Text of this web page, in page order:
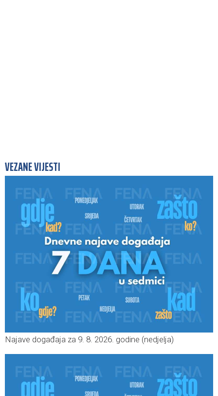
VEZANE VIJESTI
Najave događaja za 9. 8. 2026. godine (nedjelja)